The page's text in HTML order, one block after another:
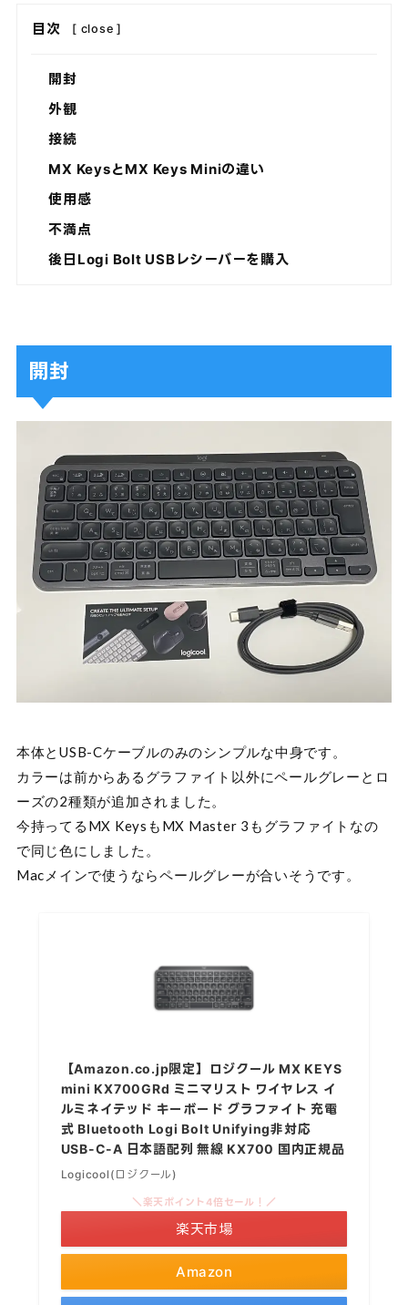
目次 [ close ]
開封
外観
接続
MX KeysとMX Keys Miniの違い
使用感
不満点
後日Logi Bolt USBレシーバーを購入
開封
本体とUSB-Cケーブルのみのシンプルな中身です。
カラーは前からあるグラファイト以外にペールグレーとロ
ーズの2種類が追加されました。
今持ってるMX KeysもMX Master 3もグラファイトなの
で同じ色にしました。
Macメインで使うならペールグレーが合いそうです。
【Amazon.co.jp限定】ロジクール MX KEYS
mini KX700GRd ミニマリスト ワイヤレス イ
ルミネイテッド キーボード グラファイト 充電
式 Bluetooth Logi Bolt Unifying非対応
USB-C-A 日本語配列 無線 KX700 国内正規品
Logicool(ロジクール)
Amazon
＼楽天ポイント4倍セール！／
楽天市場